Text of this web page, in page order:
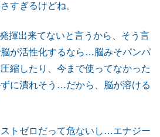
すぎるけどね。
揮出来てないと言うから、そう言
が活性化するなら…脳みそパンパ
縮したり、今まで使ってなかった
に潰れそう…だから、脳が溶ける
トゼロだって危ないし…エナジー